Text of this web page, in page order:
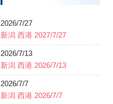
2026/7/27
新潟 西港 2027/7/27
2026/7/13
新潟 西港 2026/7/13
2026/7/7
新潟 西港 2026/7/7